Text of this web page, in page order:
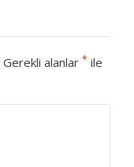
Gerekli alanlar * ile